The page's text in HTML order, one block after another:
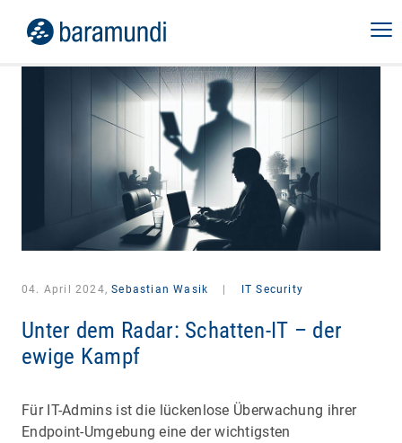
04. April 2024,Sebastian Wasik IT Security
Unter dem Radar: Schatten-IT – der
ewige Kampf
Für IT-Admins ist die lückenlose Überwachung ihrer
Endpoint-Umgebung eine der wichtigsten